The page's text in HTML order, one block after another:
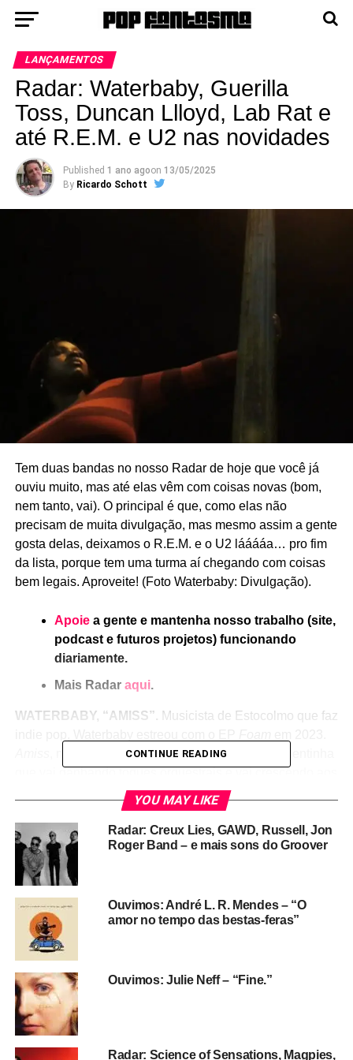
LANÇAMENTOS
Radar: Waterbaby, Guerilla
Toss, Duncan Llloyd, Lab Rat e
até R.E.M. e U2 nas novidades
Published 1 ano agoon 13/05/2025
By Ricardo Schott
Tem duas bandas no nosso Radar de hoje que você já
ouviu muito, mas até elas vêm com coisas novas (bom,
nem tanto, vai). O principal é que, como elas não
precisam de muita divulgação, mas mesmo assim a gente
gosta delas, deixamos o R.E.M. e o U2 lááááa… pro fim
da lista, porque tem uma turma aí chegando com coisas
bem legais. Aproveite! (Foto Waterbaby: Divulgação).
Apoie a gente e mantenha nosso trabalho (site,
podcast e futuros projetos) funcionando
diariamente.
Mais Radar aqui.
WATERBABY, “AMISS”. Musicista de Estocolmo que faz
, novo single (Sub Pop), é uma balada folk lentinha
poucos, partindo de alguns acordes ao violão e de um
violoncelo que dá clima dramático à música. Tão
introspectivo e belo quanto a faixa, o clipe mostra
Waterbaby dançando em cenários chuvosos e noturnos,
cantando uma letra que fala em sonhos, desejos e
amores que vão e vem.
CONTINUE READING
YOU MAY LIKE
Radar: Creux Lies, GAWD, Russell, Jon
Roger Band – e mais sons do Groover
Ouvimos: André L. R. Mendes – “O
amor no tempo das bestas-feras”
Ouvimos: Julie Neff – “Fine.”
Radar: Science of Sensations, Magpies,